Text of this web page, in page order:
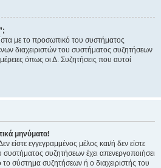
με το προσωπικό του συστήματος
διαχειριστών του συστήματος συζητήσεων
όπως οι Δ. Συζητήσεις που αυτοί
μηνύματα!
είστε εγγεγραμμένος μέλος και/ή δεν είστε
συστήματος συζητήσεων έχει απενεργοποιήσει
σύστημα συζητήσεων ή ο διαχειριστής του